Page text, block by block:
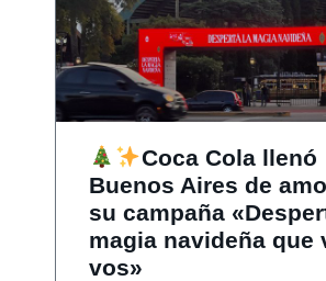
Coca Cola llenó
Buenos Aires de
su campaña
magia navideña que
vos»